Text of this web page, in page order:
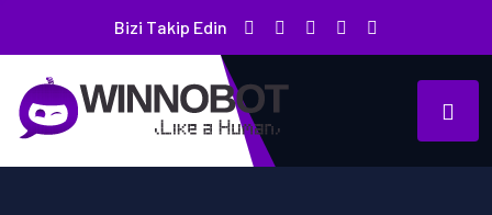
Bizi Takip Edin